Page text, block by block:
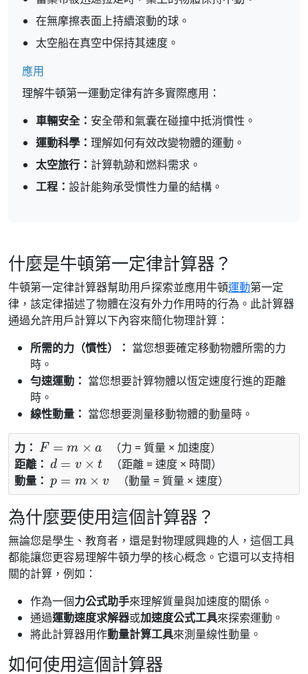
在無摩擦表面上持續滾動的球。
太空船在真空中保持其速度。
應用
理解牛頓第一運動定律有許多實際應用：
車輛安全： 安全帶和氣囊在碰撞中抵消慣性。
運動科學： 理解如何有效改變物體的運動。
太空旅行： 計算軌跡和燃料需求。
工程： 設計能夠承受慣性力量的結構。
什麼是牛頓第一定律計算器？
牛頓第一定律計算器幫助用戶探索並應用牛頓運動第一定
律，該定律描述了物體在沒有外力作用時的行為。此計算器
通過允許用戶計算以下內容來簡化物理計算：
所需的力（慣性）： 當您想要確定移動物體所需的力
時。
勻速運動： 當您想要計算物體以恆定速度行進的距離
時。
線性動量： 當您想要測量移動物體的動量時。
力：
F=m×a
（力 = 質量 × 加速度）
距離：
d= v× t
（距離 = 速度 × 時間）
動量：
p =m× v
（動量 = 質量 × 速度）
為什麼要使用這個計算器？
無論您是學生、教育者，還是對物理感興趣的人，這個工具
都能讓您更容易理解牛頓力學的核心概念。它還可以支持相
關的計算，例如：
作為一個力公式助手來理解質量與加速度的關係。
通過運動速度求解器或加速度公式工具來探索運動。
將此計算器用作動量計算工具來測量線性動量。
如何使用這個計算器